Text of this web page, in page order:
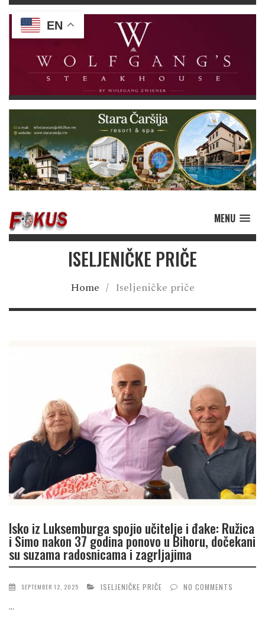
MENU
ISELJENIČKE PRIČE
Home / Iseljeničke priče
Isko iz Luksemburga spojio učitelje i đake: Ružica
i Simo nakon 37 godina ponovo u Bihoru, dočekani
su suzama radosnicama i zagrljajima
SEPTEMBER 12, 2025 ISELJENIČKE PRIČE NO COMMENTS
...
EN